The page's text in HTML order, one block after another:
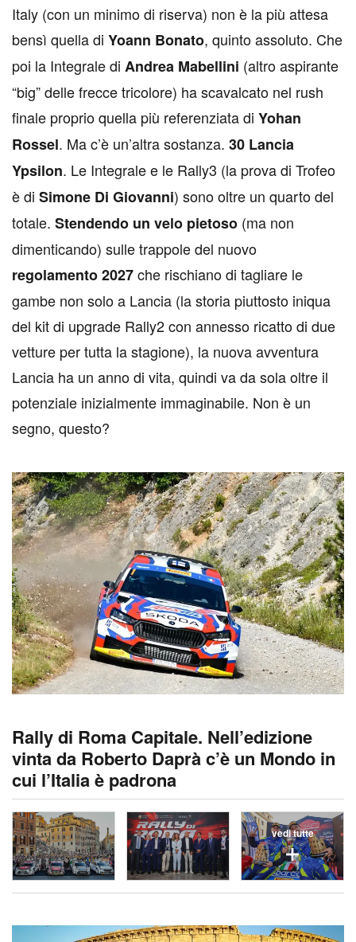
Italy (con un minimo di riserva) non è la più attesa
bensì quella di Yoann Bonato, quinto assoluto. Che
poi la Integrale di Andrea Mabellini (altro aspirante
“big” delle frecce tricolore) ha scavalcato nel rush
finale proprio quella più referenziata di Yohan
Rossel. Ma c’è un’altra sostanza. 30 Lancia
Ypsilon. Le Integrale e le Rally3 (la prova di Trofeo
è di Simone Di Giovanni) sono oltre un quarto del
totale. Stendendo un velo pietoso (ma non
dimenticando) sulle trappole del nuovo
regolamento 2027che rischiano di tagliare le
gambe non solo a Lancia (la storia piuttosto iniqua
del kit di upgrade Rally2 con annesso ricatto di due
vetture per tutta la stagione), la nuova avventura
Lancia ha un anno di vita, quindi va da sola oltre il
potenziale inizialmente immaginabile. Non è un
segno, questo?
Rally di Roma Capitale. Nell’edizione
vinta da Roberto Daprà c’è un Mondo in
cui l’Italia è padrona
vedi tutte